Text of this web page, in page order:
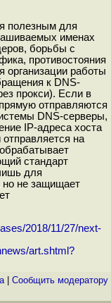
полезным для
именах
борьбы с
противостояния
организации работы
к DNS-
прокси). Если в
отправляются
DNS-серверы,
IP-адреса хоста
на
стандарт
для
но не защищает
2018/11/27/next-
art.shtml?
| Cообщить модератору